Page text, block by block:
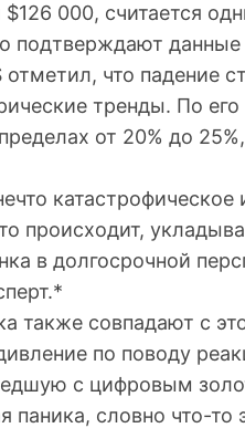
000, считается
подтверждают данные
что падение
тренды. По
от 20% до
происходит,
в долгосрочной
также совпадают с
по поводу
с цифровым
словно что-то